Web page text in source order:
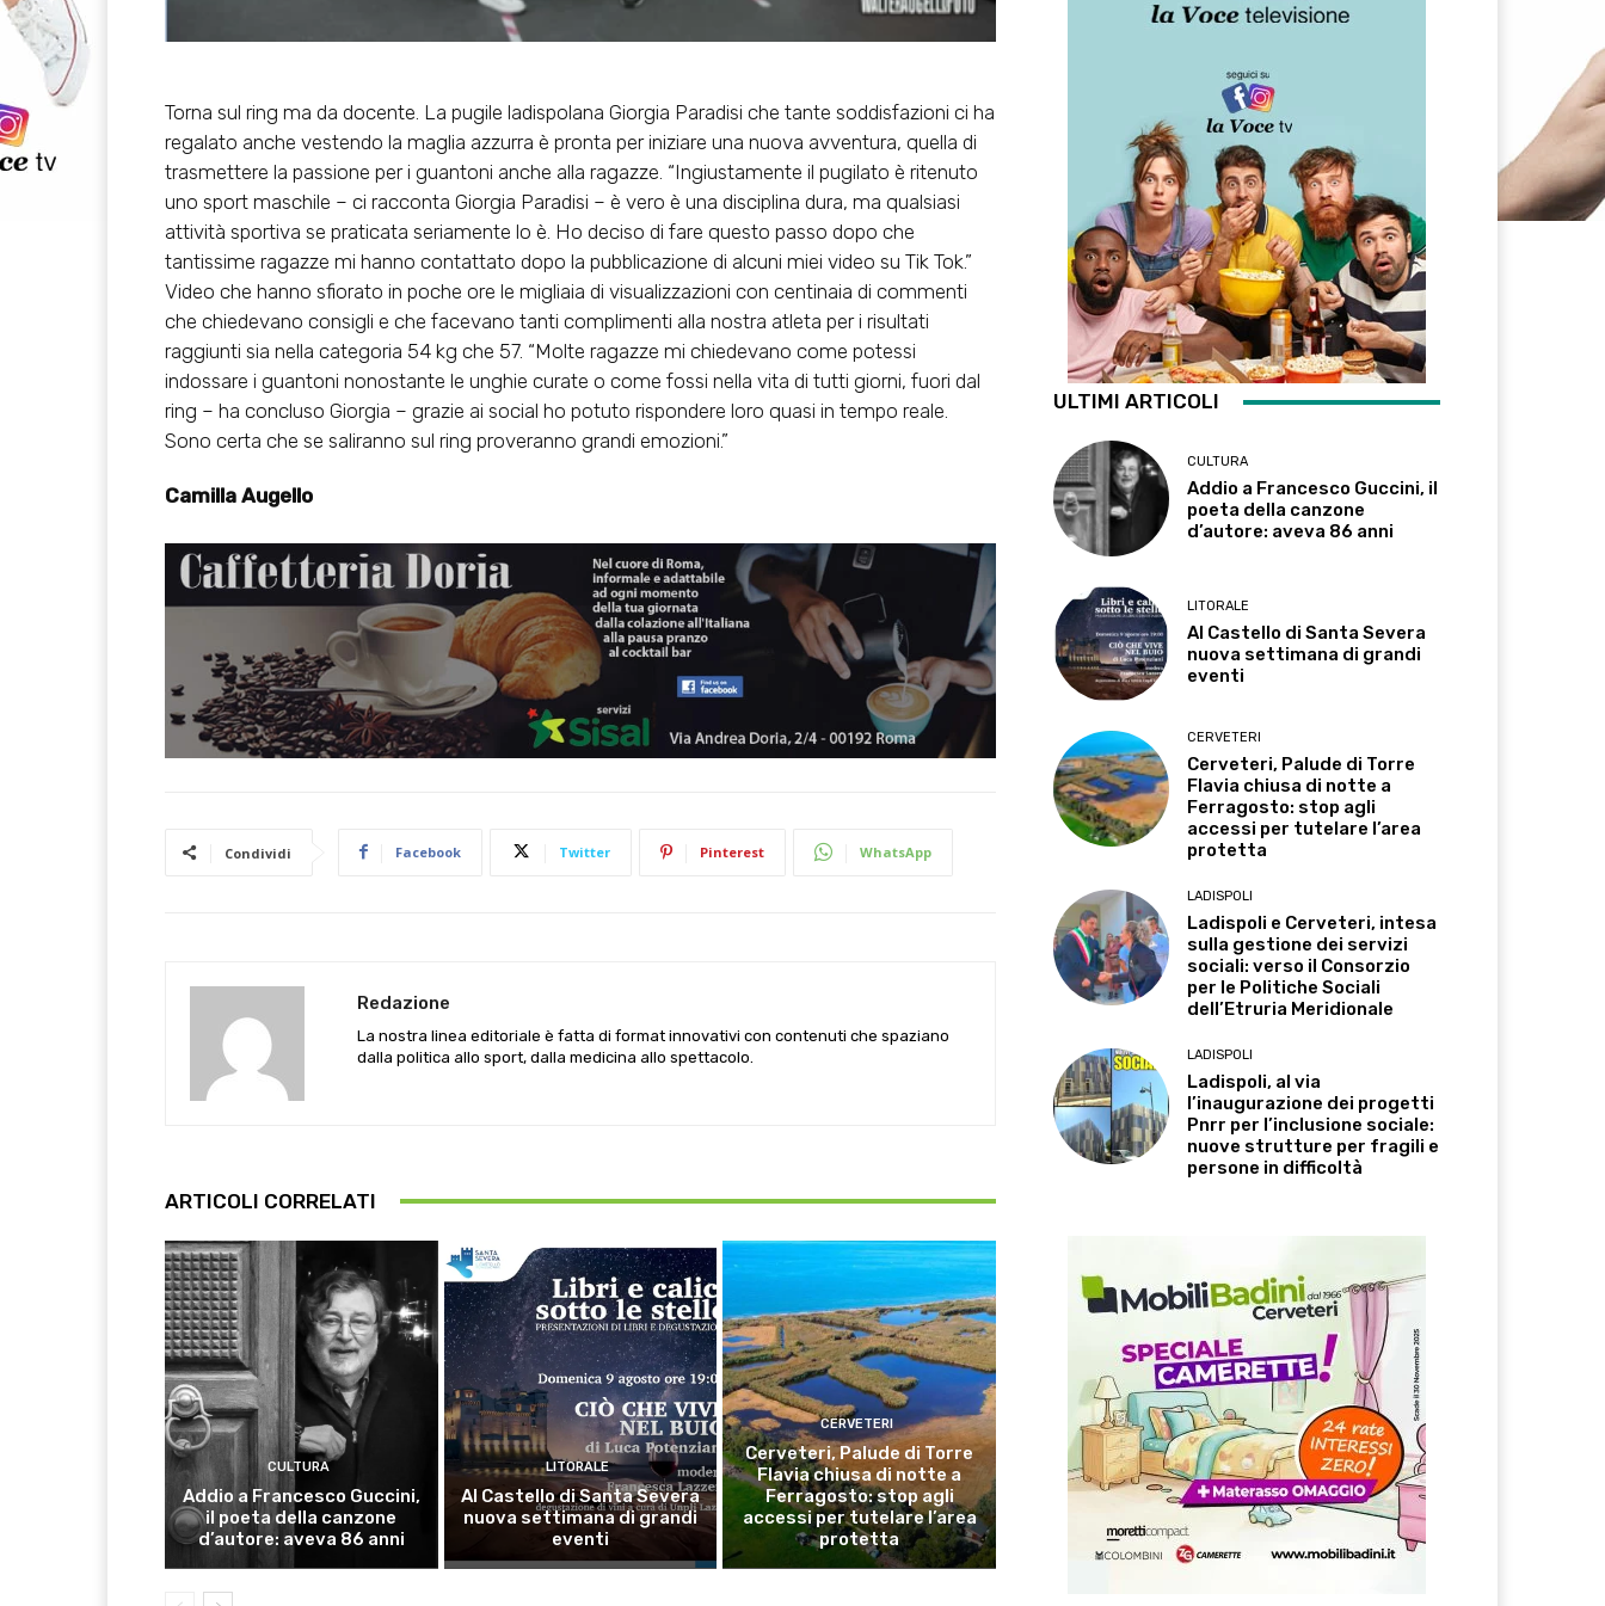
Torna sul ring ma da docente. La pugile ladispolana Giorgia Paradisi che tante soddisfazioni ci ha
regalato anche vestendo la maglia azzurra è pronta per iniziare una nuova avventura, quella di
trasmettere la passione per i guantoni anche alla ragazze. “Ingiustamente il pugilato è ritenuto
uno sport maschile – ci racconta Giorgia Paradisi – è vero è una disciplina dura, ma qualsiasi
attività sportiva se praticata seriamente lo è. Ho deciso di fare questo passo dopo che
tantissime ragazze mi hanno contattato dopo la pubblicazione di alcuni miei video su Tik Tok.”
Video che hanno sfiorato in poche ore le migliaia di visualizzazioni con centinaia di commenti
che chiedevano consigli e che facevano tanti complimenti alla nostra atleta per i risultati
raggiunti sia nella categoria 54 kg che 57. “Molte ragazze mi chiedevano come potessi
indossare i guantoni nonostante le unghie curate o come fossi nella vita di tutti giorni, fuori dal
ring – ha concluso Giorgia – grazie ai social ho potuto rispondere loro quasi in tempo reale.
Sono certa che se saliranno sul ring proveranno grandi emozioni.”
Camilla Augello
Condividi Facebook Twitter Pinterest WhatsApp
Redazione
La nostra linea editoriale è fatta di format innovativi con contenuti che spaziano
dalla politica allo sport, dalla medicina allo spettacolo.
ARTICOLI CORRELATI
CULTURA
Addio a Francesco Guccini,
il poeta della canzone
d’autore: aveva 86 anni
LITORALE
Al Castello di Santa Severa
nuova settimana di grandi
eventi
CERVETERI
Cerveteri, Palude di Torre
Flavia chiusa di notte a
Ferragosto: stop agli
accessi per tutelare l’area
protetta
ULTIMI ARTICOLI
CULTURA
Addio a Francesco Guccini, il
poeta della canzone
d’autore: aveva 86 anni
LITORALE
Al Castello di Santa Severa
nuova settimana di grandi
eventi
CERVETERI
Cerveteri, Palude di Torre
Flavia chiusa di notte a
Ferragosto: stop agli
accessi per tutelare l’area
protetta
LADISPOLI
Ladispoli e Cerveteri, intesa
sulla gestione dei servizi
sociali: verso il Consorzio
per le Politiche Sociali
dell’Etruria Meridionale
LADISPOLI
Ladispoli, al via
l’inaugurazione dei progetti
Pnrr per l’inclusione sociale:
nuove strutture per fragili e
persone in difficoltà